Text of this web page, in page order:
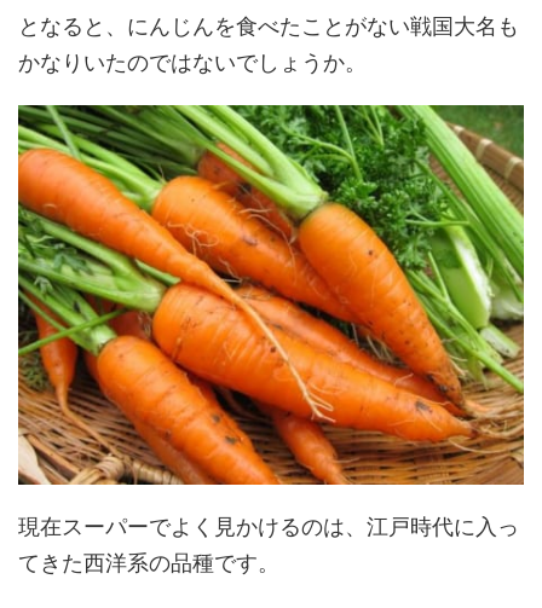
となると、にんじんを食べたことがない戦国大名も
かなりいたのではないでしょうか。
現在スーパーでよく見かけるのは、江戸時代に入っ
てきた西洋系の品種です。